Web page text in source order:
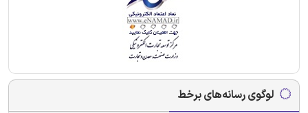
لوگوی رسانه‌های برخط